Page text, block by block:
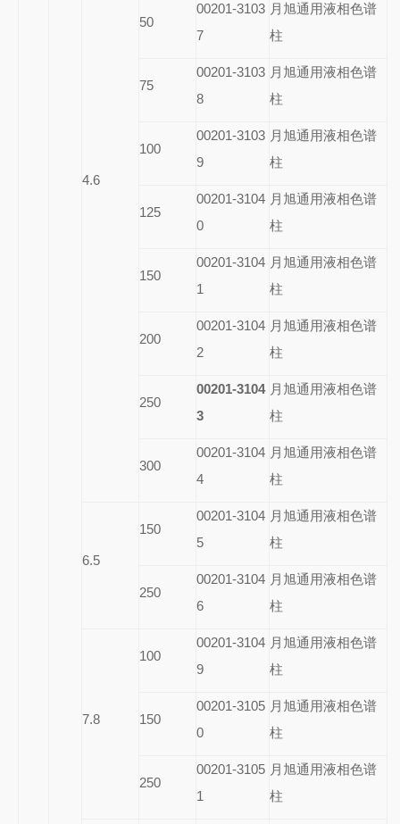
4.6
50
00201-3103
7
月旭通用液相色谱
柱
75
00201-3103
8
月旭通用液相色谱
柱
100
00201-3103
9
月旭通用液相色谱
柱
125
00201-3104
0
月旭通用液相色谱
柱
150
00201-3104
1
月旭通用液相色谱
柱
200
00201-3104
2
月旭通用液相色谱
柱
250
00201-3104
3
月旭通用液相色谱
柱
300
00201-3104
4
月旭通用液相色谱
柱
6.5
150
00201-3104
5
月旭通用液相色谱
柱
250
00201-3104
6
月旭通用液相色谱
柱
7.8
100
00201-3104
9
月旭通用液相色谱
柱
150
00201-3105
0
月旭通用液相色谱
柱
250
00201-3105
1
月旭通用液相色谱
柱